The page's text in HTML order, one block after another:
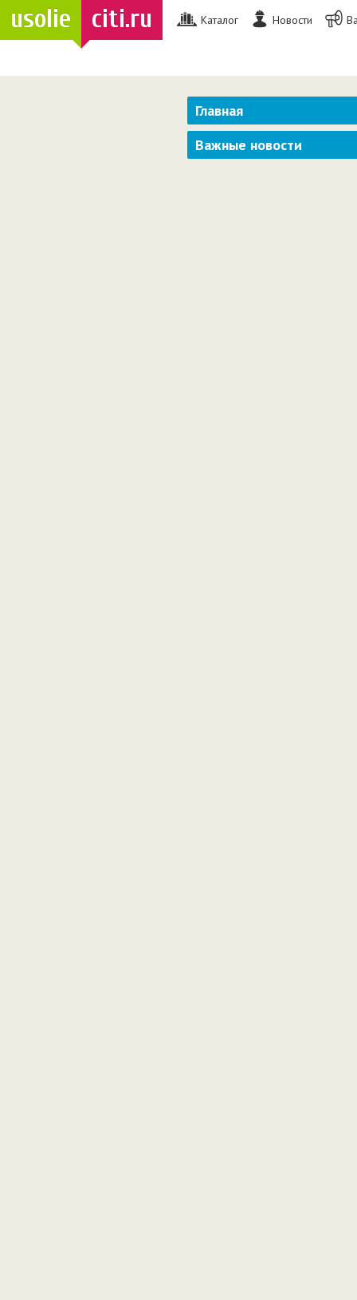
usolie citi.ru Каталог Новости
Главная
Важные новости